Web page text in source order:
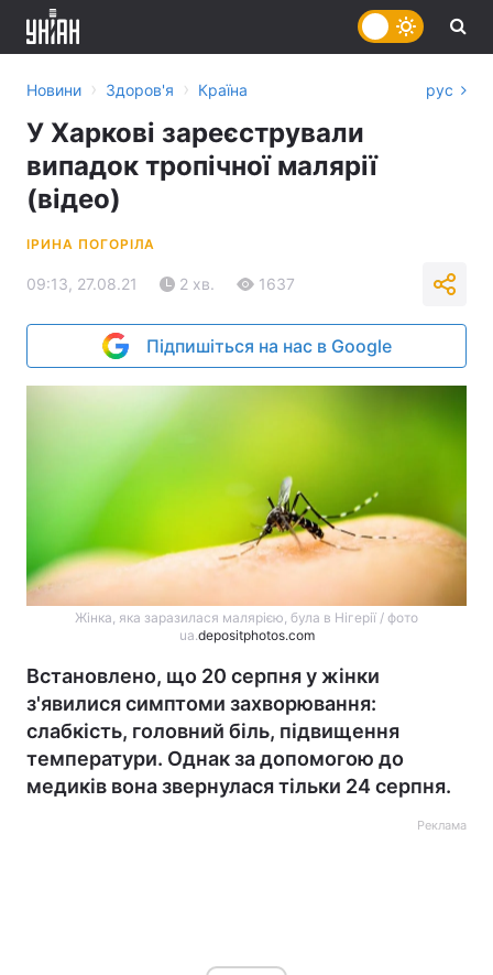
Новини › Здоров'я › Країна рус
У Харкові зареєстрували
випадок тропічної малярії
(відео)
ІРИНА ПОГОРІЛА
09:13, 27.08.21 2 хв. 1637
Підпишіться на нас в Google
Жінка, яка заразилася малярією, була в Нігерії / фото
ua.depositphotos.com
Встановлено, що 20 серпня у жінки
з'явилися симптоми захворювання:
слабкість, головний біль, підвищення
температури. Однак за допомогою до
медиків вона звернулася тільки 24 серпня.
Реклама